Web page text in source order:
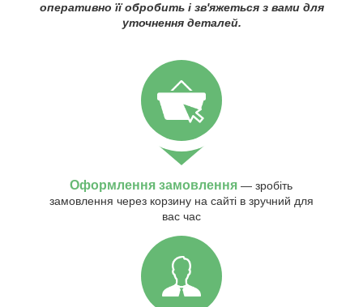
оперативно її обробить і зв'яжеться з вами для
уточнення деталей.
Оформлення замовлення — зробіть
замовлення через корзину на сайті в зручний для
вас час